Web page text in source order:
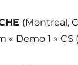
(Montreal,
« Demo 1 » CS